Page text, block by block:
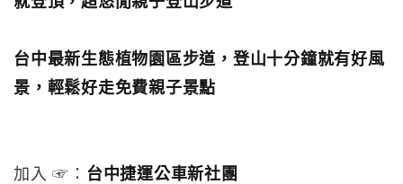
台中最新生態植物園區步道，登山十分鐘就有好風
景，輕鬆好走免費親子景點
加入 ☞： 台中捷運公車新社團